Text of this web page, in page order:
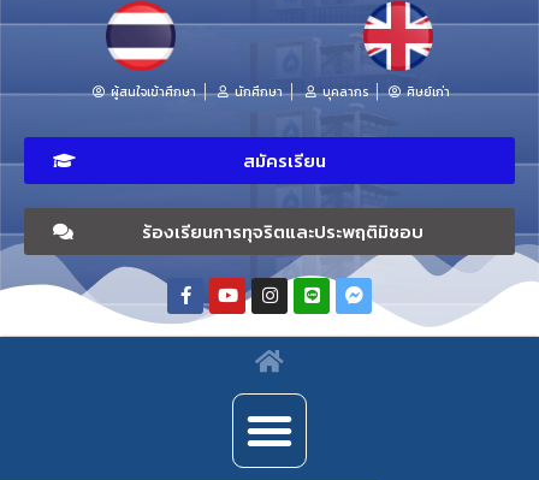
ผู้สนใจเข้าศึกษา นักศึกษา บุคลากร ศิษย์เก่า
สมัครเรียน
ร้องเรียนการทุจริตและประพฤติมิชอบ